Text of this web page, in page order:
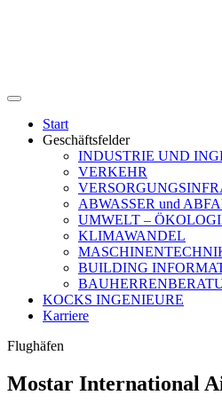
Start
Geschäftsfelder
INDUSTRIE UND
VERKEHR
ABWASSER und
UMWELT –
KLIMAWANDEL
BUILDING
KOCKS INGENIEURE
Karriere
Flughäfen
Mostar International